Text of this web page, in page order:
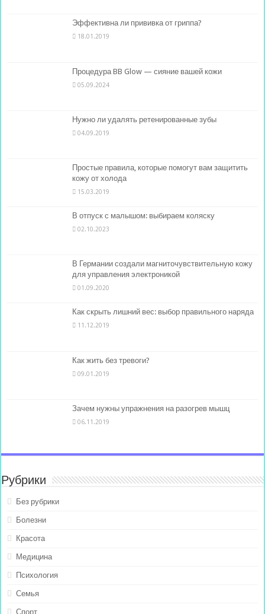
Эффективна ли прививка от гриппа?
18.01.2019
Процедура BB Glow — сияние вашей кожи
05.09.2024
Нужно ли удалять ретенированные зубы
04.09.2019
Простые правила, которые помогут вам защитить
кожу от холода
15.03.2019
В отпуск с малышом: выбираем коляску
02.10.2023
В Германии создали магниточувствительную кожу
для управления электроникой
01.09.2020
Как скрыть лишний вес: выбор правильного наряда
11.12.2019
Как жить без тревоги?
09.01.2019
Зачем нужны упражнения на разогрев мышц
06.11.2019
Рубрики
Без рубрики
Болезни
Красота
Медицина
Психология
Семья
Спорт